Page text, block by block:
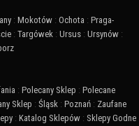
: Mokotów : Ochota : Praga-
: Targówek : Ursus : Ursynów :
: Polecany Sklep : Polecane
Sklep : Śląsk : Poznań : Zaufane
: Katalog Sklepów : Sklepy Godne